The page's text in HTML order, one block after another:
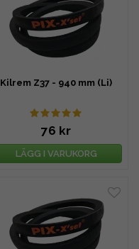
Kilrem Z37 - 940 mm (Li)
76 kr
LÄGG I VARUKORG